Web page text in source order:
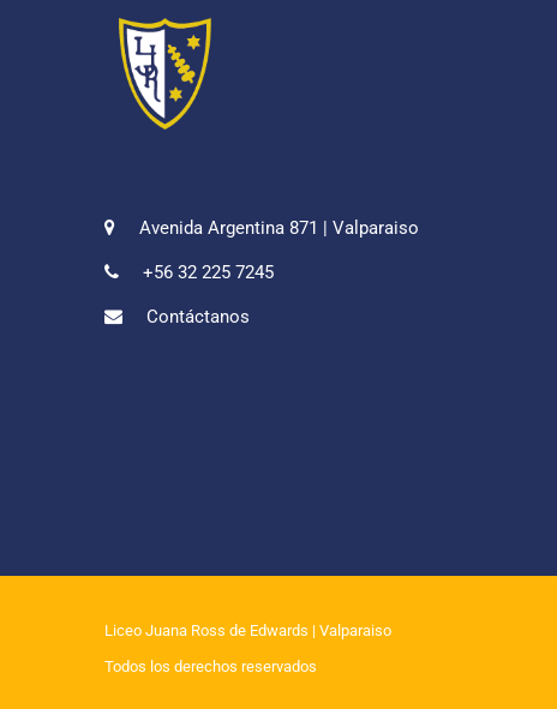
Avenida Argentina 871 | Valparaiso
+56 32 225 7245
Contáctanos
Liceo Juana Ross de Edwards | Valparaiso
Todos los derechos reservados